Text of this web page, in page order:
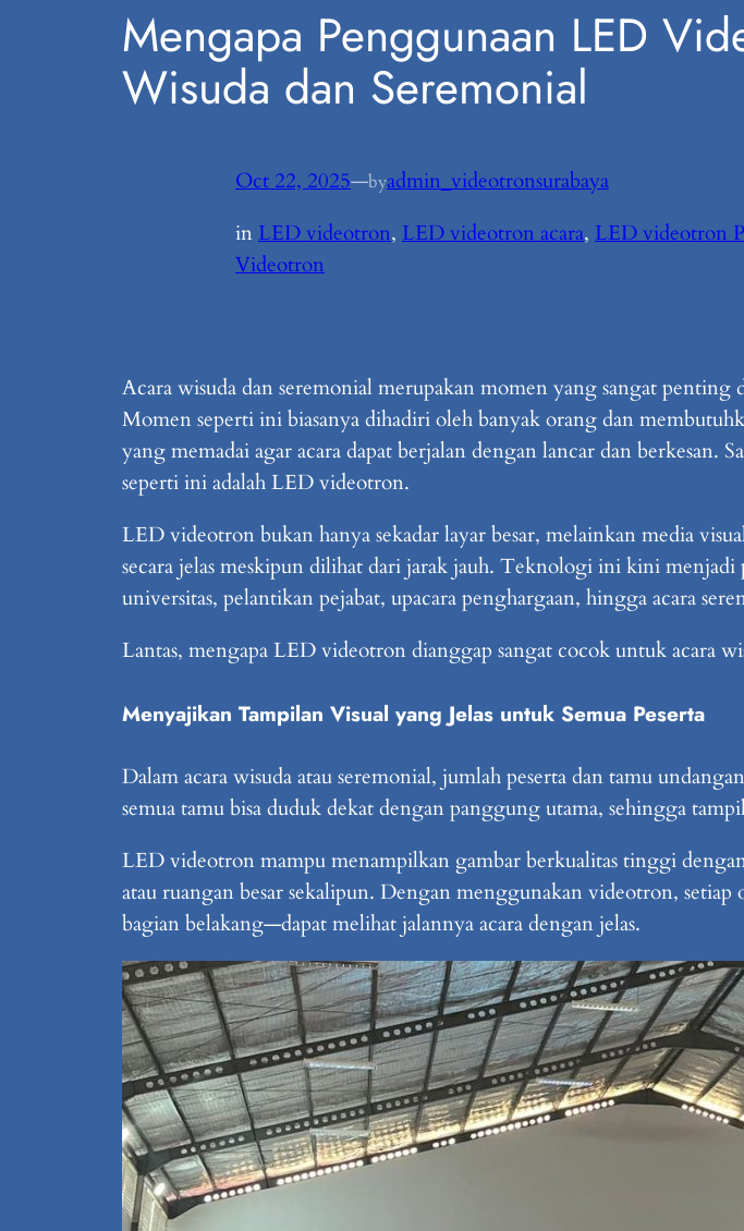
Mengapa Penggunaan LED
Wisuda dan Seremonial
Oct 22, 2025—byadmin_videotronsurabaya
inLED videotron, LED videotron acara, LED videotron
Videotron
Acara wisuda dan seremonial merupakan momen yang sangat
Momen seperti ini biasanya dihadiri oleh banyak orang dan
yang memadai agar acara dapat berjalan dengan lancar dan berkesan.
seperti ini adalah LED videotron.
LED videotron bukan hanya sekadar layar besar, melainkan media
secara jelas meskipun dilihat dari jarak jauh. Teknologi ini kini
universitas, pelantikan pejabat, upacara penghargaan, hingga acara
Lantas, mengapa LED videotron dianggap sangat cocok untuk acara
Menyajikan Tampilan Visual yang Jelas untuk Semua Peserta
Dalam acara wisuda atau seremonial, jumlah peserta dan tamu
semua tamu bisa duduk dekat dengan panggung utama, sehingga
LED videotron mampu menampilkan gambar berkualitas tinggi
atau ruangan besar sekalipun. Dengan menggunakan videotron,
bagian belakang—dapat melihat jalannya acara dengan jelas.